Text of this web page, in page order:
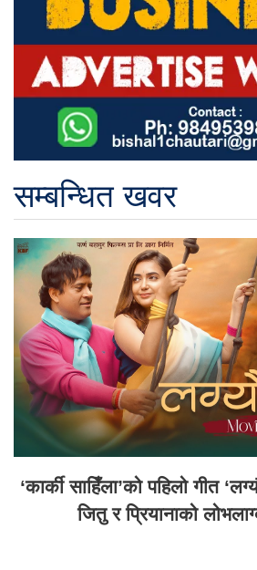
सम्बन्धित खवर
‘कार्की साहिँला’को पहिलो गीत
जितु र प्रियानाको